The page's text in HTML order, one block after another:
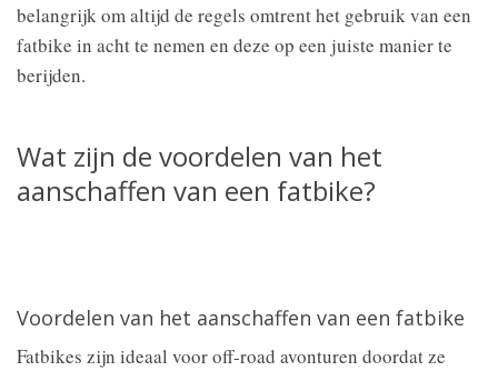
belangrijk om altijd de regels omtrent het gebruik van een
fatbike in acht te nemen en deze op een juiste manier te
berijden.
Wat zijn de voordelen van het
aanschaffen van een fatbike?
Voordelen van het aanschaffen van een fatbike
Fatbikes zijn ideaal voor off-road avonturen doordat ze